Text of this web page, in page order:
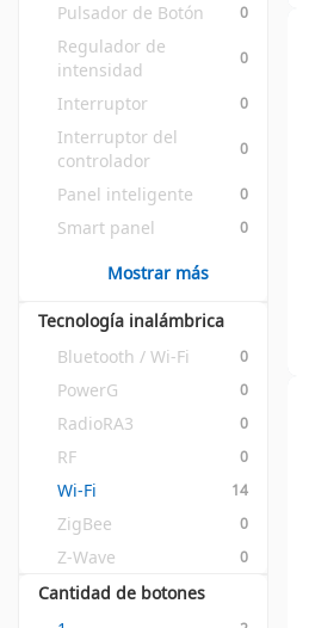
Pulsador de Botón 0
Regulador de
intensidad
0
Interruptor 0
Interruptor del
controlador
0
Panel inteligente 0
Smart panel 0
Mostrar más
Tecnología inalámbrica
Bluetooth / Wi-Fi
0
PowerG 0
RadioRA3 0
RF 0
Wi-Fi 14
ZigBee 0
Z-Wave 0
Cantidad de botones